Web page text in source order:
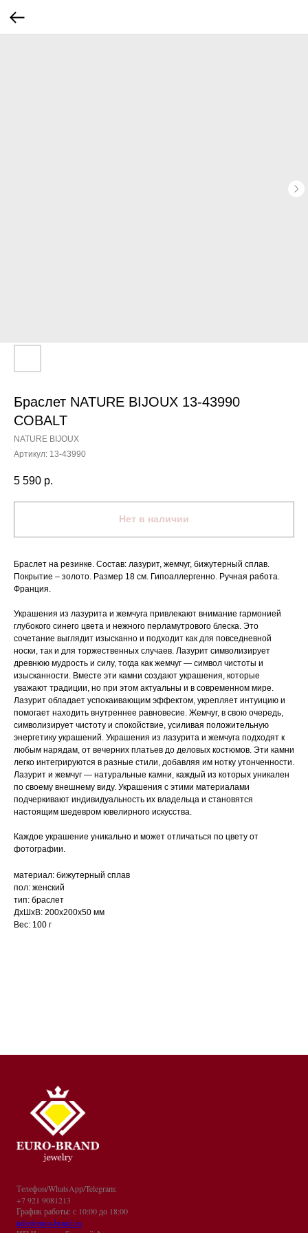
Браслет NATURE BIJOUX 13-43990
COBALT
NATURE BIJOUX
Артикул: 13-43990
5 590 р.
Нет в наличии
Браслет на резинке. Состав: лазурит, жемчуг, бижутерный сплав.
Покрытие – золото. Размер 18 см. Гипоаллергенно. Ручная работа.
Франция.
Украшения из лазурита и жемчуга привлекают внимание гармонией
глубокого синего цвета и нежного перламутрового блеска. Это
сочетание выглядит изысканно и подходит как для повседневной
носки, так и для торжественных случаев. Лазурит символизирует
древнюю мудрость и силу, тогда как жемчуг — символ чистоты и
изысканности. Вместе эти камни создают украшения, которые
уважают традиции, но при этом актуальны и в современном мире.
Лазурит обладает успокаивающим эффектом, укрепляет интуицию и
помогает находить внутреннее равновесие. Жемчуг, в свою очередь,
символизирует чистоту и спокойствие, усиливая положительную
энергетику украшений. Украшения из лазурита и жемчуга подходят к
любым нарядам, от вечерних платьев до деловых костюмов. Эти камни
легко интегрируются в разные стили, добавляя им нотку утонченности.
Лазурит и жемчуг — натуральные камни, каждый из которых уникален
по своему внешнему виду. Украшения с этими материалами
подчеркивают индивидуальность их владельца и становятся
настоящим шедевром ювелирного искусства.
Каждое украшение уникально и может отличаться по цвету от
фотографии.
материал: бижутерный сплав
пол: женский
тип: браслет
ДxШxВ: 200x200x50 мм
Вес: 100 г
Телефон/WhatsApp/Telegram:
+7 921 9081213
График работы: с 10:00 до 18:00
info@euro-brand.ru